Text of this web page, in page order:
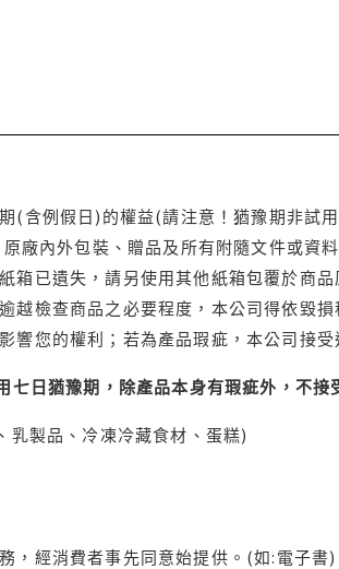
(含例假日)的權益(請注意！猶豫期非試
廠內外包裝、贈品及所有附隨文件或資
箱已遺失，請另使用其他紙箱包覆於商
越檢查商品之必要程度，本公司得依毀
響您的權利；若為產品瑕疵，本公司接受
日猶豫期，除產品本身有瑕疵外，不接
乳製品、冷凍冷藏食材、蛋糕)
，經消費者事先同意始提供。(如:電子書)